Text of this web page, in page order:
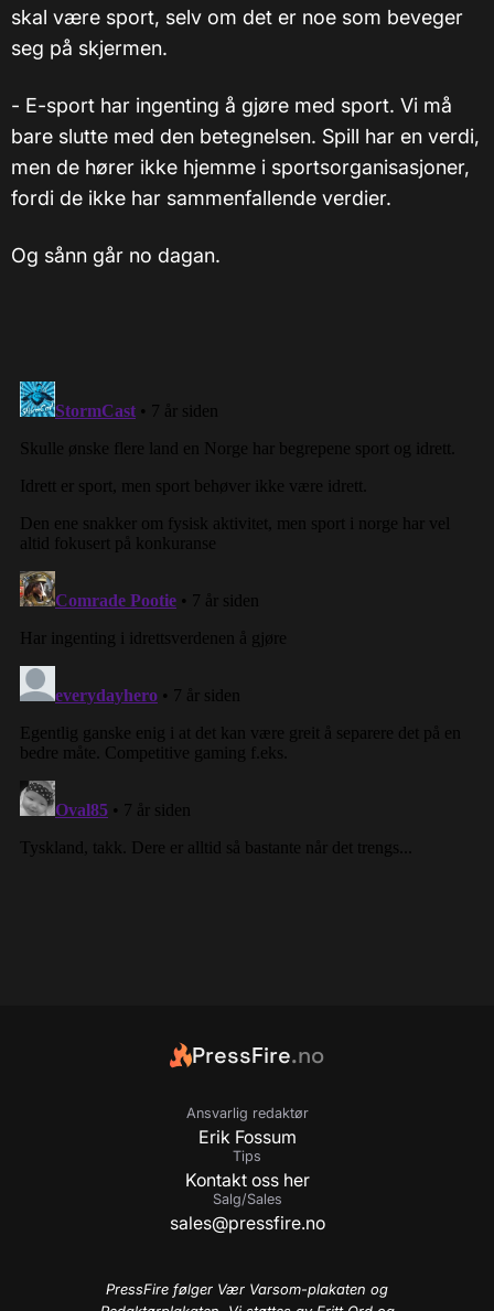
skal være sport, selv om det er noe som beveger
seg på skjermen.
- E-sport har ingenting å gjøre med sport. Vi må
bare slutte med den betegnelsen. Spill har en verdi,
men de hører ikke hjemme i sportsorganisasjoner,
fordi de ikke har sammenfallende verdier.
Og sånn går no dagan.
PressFire.no
Ansvarlig redaktør
Erik Fossum
Tips
Kontakt oss her
Salg/Sales
sales@pressfire.no
PressFire følger Vær Varsom-plakaten og